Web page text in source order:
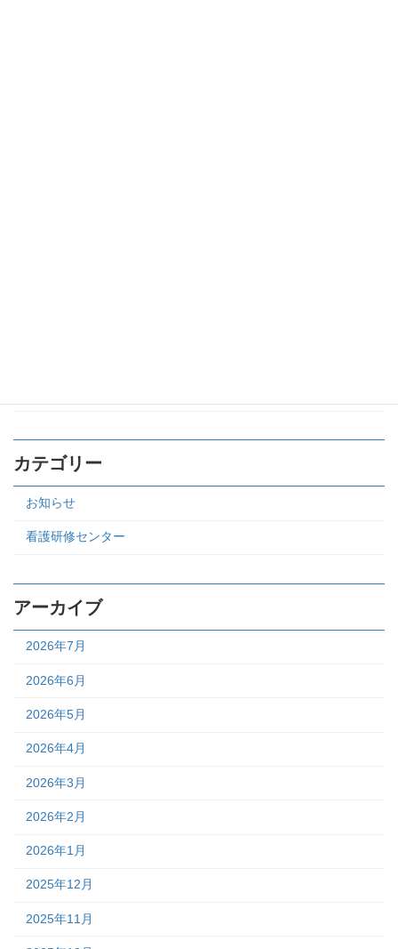
カテゴリー
お知らせ
看護研修センター
アーカイブ
2026年7月
2026年6月
2026年5月
2026年4月
2026年3月
2026年2月
2026年1月
2025年12月
2025年11月